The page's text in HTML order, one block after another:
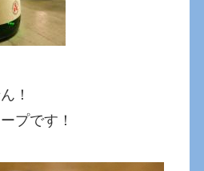
！
プです！